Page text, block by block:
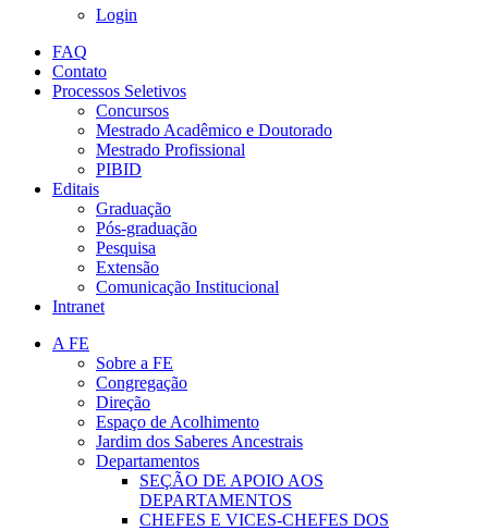
Login
FAQ
Contato
Processos Seletivos
Concursos
Mestrado Acadêmico e Doutorado
Mestrado Profissional
PIBID
Editais
Graduação
Pós-graduação
Pesquisa
Extensão
Comunicação Institucional
Intranet
A FE
Sobre a FE
Congregação
Direção
Espaço de Acolhimento
Jardim dos Saberes Ancestrais
Departamentos
SEÇÃO DE APOIO AOS
DEPARTAMENTOS
CHEFES E VICES-CHEFES DOS